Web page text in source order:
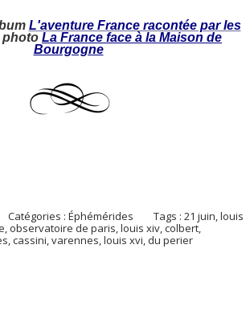
L'aventure France racontée par les
photo La France face à la Maison de
Bourgogne
Catégories :Éphémérides Tags :21 juin,louis
, observatoire de paris,louis xiv,colbert,
,cassini,varennes,louis xvi, du perier